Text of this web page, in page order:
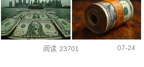
阅读 23701 07-24